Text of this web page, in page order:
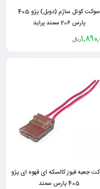
سوکت کوئل ساژم (دوبل) پژو 405
پارس 206 سمند پراید
ریال
جعبه فیوز کالسکه ای قهوه ای پژو
405 پارس سمند